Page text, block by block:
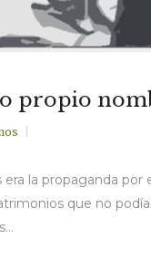
propio
la propaganda
que no